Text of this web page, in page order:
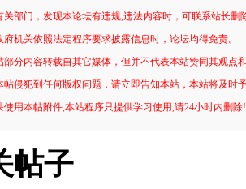
关部门，发现本论坛有违规,违法内容时，可联系站长删
府机关依照法定程序要求披露信息时，论坛均得免责。
部分内容转载自其它媒体，但并不代表本站赞同其观点
帖侵犯到任何版权问题，请立即告知本站，本站将及时
使用本帖附件,本站程序只提供学习使用,请24小时内删
帖子